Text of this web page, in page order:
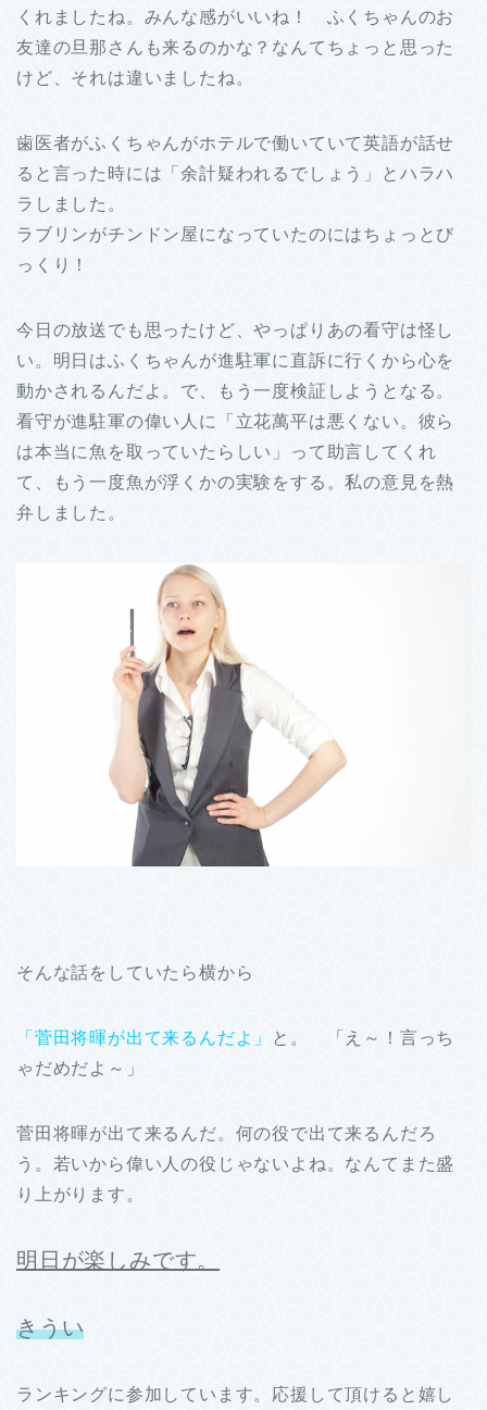
くれましたね。みんな感がいいね！ ふくちゃんのお
友達の旦那さんも来るのかな？なんてちょっと思った
けど、それは違いましたね。
歯医者がふくちゃんがホテルで働いていて英語が話せ
ると言った時には「余計疑われるでしょう」とハラハ
ラしました。
ラブリンがチンドン屋になっていたのにはちょっとび
っくり！
今日の放送でも思ったけど、やっぱりあの看守は怪し
い。明日はふくちゃんが進駐軍に直訴に行くから心を
動かされるんだよ。で、もう一度検証しようとなる。
看守が進駐軍の偉い人に「立花萬平は悪くない。彼ら
は本当に魚を取っていたらしい」って助言してくれ
て、もう一度魚が浮くかの実験をする。私の意見を熱
弁しました。
そんな話をしていたら横から
「菅田将暉が出て来るんだよ」
と。 「え～！言っち
ゃだめだよ～」
菅田将暉が出て来るんだ。何の役で出て来るんだろ
う。若いから偉い人の役じゃないよね。なんてまた盛
り上がります。
明日が楽しみです。
きうい
ランキングに参加しています。応援して頂けると嬉し